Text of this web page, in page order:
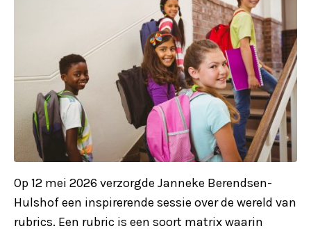
Op 12 mei 2026 verzorgde Janneke Berendsen-
Hulshof een inspirerende sessie over de wereld van
rubrics. Een rubric is een soort matrix waarin